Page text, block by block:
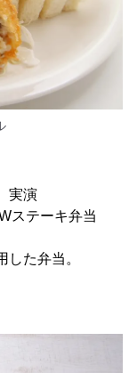
実演
ステーキ弁当
た弁当。